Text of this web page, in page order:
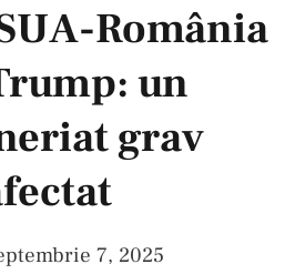
România
un
grav
7, 2025